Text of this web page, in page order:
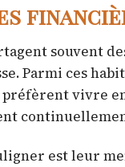
souvent
Parmi ces
préfèrent vivre
est leur